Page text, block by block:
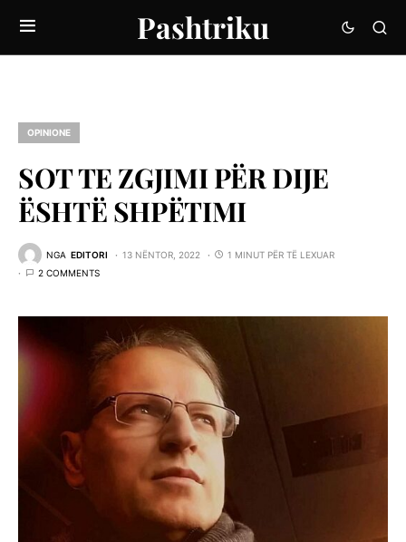
Pashtriku
OPINIONE
SOT TE ZGJIMI PËR DIJE
ËSHTË SHPËTIMI
NGA EDITORI 13 NËNTOR, 2022
1 MINUT PËR TË LEXUAR
2 COMMENTS